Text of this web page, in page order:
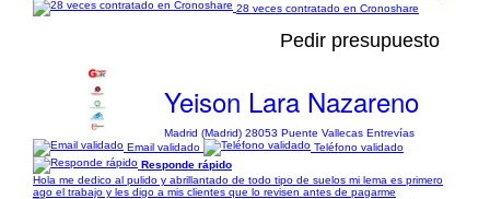
28 veces contratado en Cronoshare
Pedir presupuesto
Yeison Lara Nazareno
Madrid (Madrid) 28053 Puente Vallecas Entrevías
Email validado
Teléfono validado
Responde rápido
Hola me dedico al pulido y abrillantado de todo tipo de suelos mi lema es primero
ago el trabajo y les digo a mis clientes que lo revisen antes de pagarme